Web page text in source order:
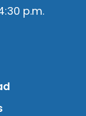
p.m.